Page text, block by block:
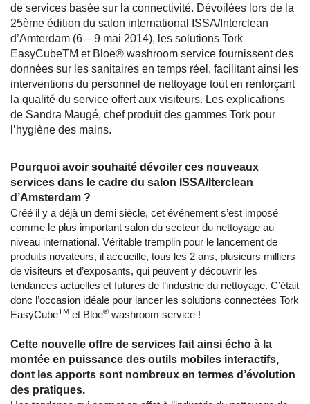
de services basée sur la connectivité. Dévoilées lors de la
25ème édition du salon international ISSA/Interclean
d’Amterdam (6 – 9 mai 2014), les solutions Tork
EasyCubeTM et Bloe® washroom service fournissent des
données sur les sanitaires en temps réel, facilitant ainsi les
interventions du personnel de nettoyage tout en renforçant
la qualité du service offert aux visiteurs. Les explications
de Sandra Maugé, chef produit des gammes Tork pour
l’hygiène des mains.
Pourquoi avoir souhaité dévoiler ces nouveaux
services dans le cadre du salon ISSA/Iterclean
d’Amsterdam ?
Créé il y a déjà un demi siècle, cet événement s’est imposé
comme le plus important salon du secteur du nettoyage au
niveau international. Véritable tremplin pour le lancement de
produits novateurs, il accueille, tous les 2 ans, plusieurs milliers
de visiteurs et d’exposants, qui peuvent y découvrir les
tendances actuelles et futures de l’industrie du nettoyage. C’était
donc l’occasion idéale pour lancer les solutions connectées Tork
EasyCubeTM et Bloe® washroom service !
Cette nouvelle offre de services fait ainsi écho à la
montée en puissance des outils mobiles interactifs,
dont les apports sont nombreux en termes d’évolution
des pratiques.